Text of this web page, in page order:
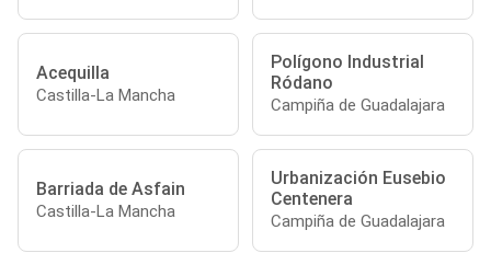
Acequilla
Castilla-La Mancha
Polígono Industrial
Ródano
Campiña de Guadalajara
Barriada de Asfain
Castilla-La Mancha
Urbanización Eusebio
Centenera
Campiña de Guadalajara